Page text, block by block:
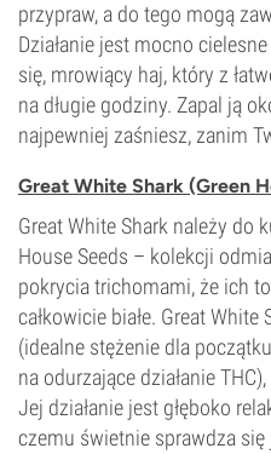
przypraw, a do tego mogą
Działanie jest mocno
się, mrowiący haj, który z
na długie godziny. Zapal ją
najpewniej zaśniesz, zanim
Great White Shark (Green
Great White Shark należy do
House Seeds – kolekcji
pokrycia trichomami, że ich
całkowicie białe. Great White
(idealne stężenie dla
na odurzające działanie
Jej działanie jest głęboko
czemu świetnie sprawdza